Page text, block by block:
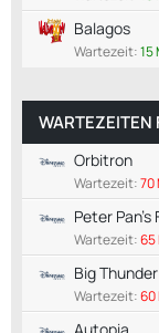
Balagos
Wartezeit:15
WARTEZEITEN
Orbitron
Wartezeit:70
Peter Pan's
Wartezeit:65
Big
Wartezeit:60